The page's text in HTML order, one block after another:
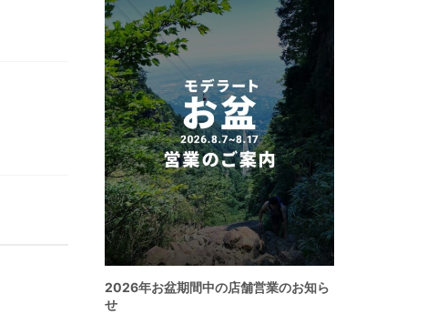
2026年お盆期間中の店舗営業のお知ら
せ